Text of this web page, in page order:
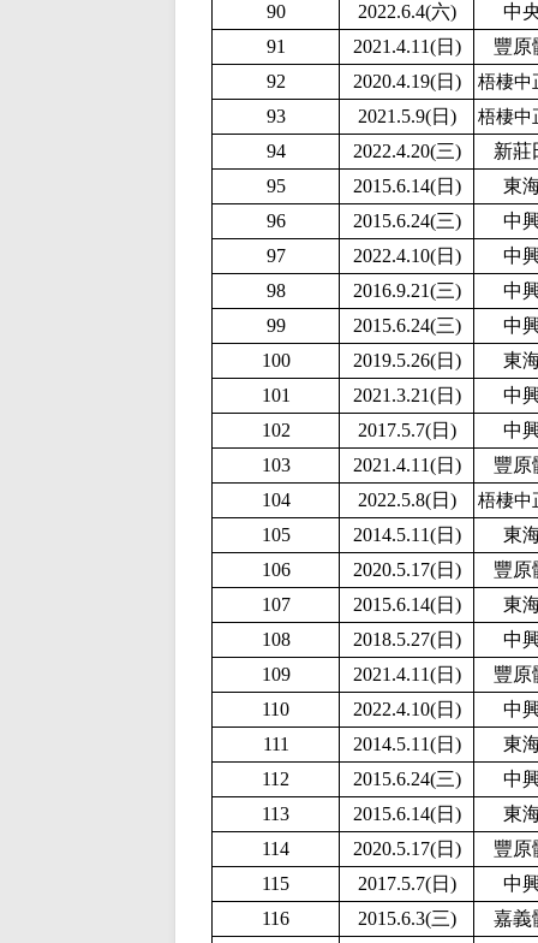
90
2022.6.4(六)
中
91
2021.4.11(日)
豐原
92
2020.4.19(日) 梧棲中
93 2021.5.9(日) 梧棲中
94 2022.4.20(三)
新莊
95
2015.6.14(日)
東
96
2015.6.24(三)
中
97
2022.4.10(日)
中
98
2016.9.21(三)
中
99
2015.6.24(三)
中
100
2019.5.26(日)
東
101
2021.3.21(日)
中
102
2017.5.7(日)
中
103
2021.4.11(日)
豐原
104
2022.5.8(日) 梧棲中
105 2014.5.11(日)
東
106
2020.5.17(日)
豐原
107
2015.6.14(日)
東
108
2018.5.27(日)
中
109
2021.4.11(日)
豐原
110
2022.4.10(日)
中
111
2014.5.11(日)
東
112
2015.6.24(三)
中
113
2015.6.14(日)
東
114
2020.5.17(日)
豐原
115
2017.5.7(日)
中
116
2015.6.3(三)
嘉義